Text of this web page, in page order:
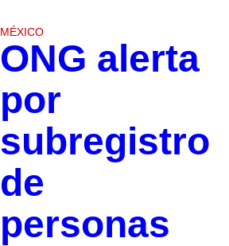
MÉXICO
ONG alerta
por
subregistro
de
personas